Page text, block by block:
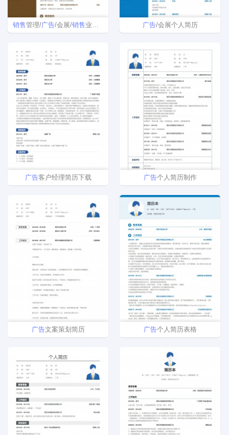
销售管理/广告/会展/销售业务简历模板 广告/会展个人简历
广告客户经理简历下载 广告个人简历制作
广告文案策划简历 广告个人简历表格